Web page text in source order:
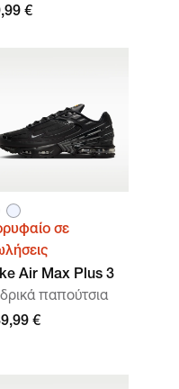
€
σε
Air Max Plus 3
παπούτσια
€